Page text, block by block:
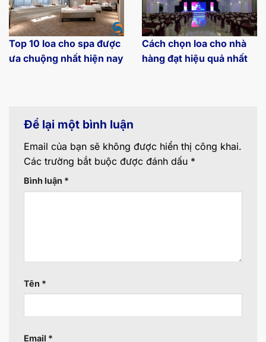
Top 10 loa cho spa được
ưa chuộng nhất hiện nay
Cách chọn loa cho nhà
hàng đạt hiệu quả nhất
Để lại một bình luận
Email của bạn sẽ không được hiển thị công khai.
Các trường bắt buộc được đánh dấu *
Bình luận *
Tên *
Email *